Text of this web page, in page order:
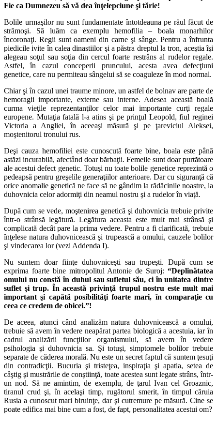
Fie ca Dumnezeu să vă dea înţelepciune şi tărie!
Bolile urmaşilor nu sunt fundamentate întotdeauna pe răul făcut de
strămoşi. Să luăm ca exemplu hemofilia – boala monarhilor
încoronaţi. Regii sunt oameni din carne şi sânge. Pentru a înfrunta
piedicile ivite în calea dinastiilor şi a păstra dreptul la tron, aceştia îşi
alegeau soţul sau soţia din cercul foarte restrâns al rudelor regale.
Astfel, în cazul conceperii pruncului, acesta avea defecţiuni
genetice, care nu permiteau sângelui să se coaguleze în mod normal.
Chiar şi în cazul unei traume minore, un astfel de bolnav are parte de
hemoragii importante, externe sau interne. Adesea această boală
curma vieţile reprezentanţilor celor mai importante curţi regale
europene. Mutaţia fatală l-a atins şi pe prinţul Leopold, fiul reginei
Victoria a Angliei, în aceeaşi măsură şi pe ţareviciul Aleksei,
moştenitorul tronului rus.
Deşi cauza hemofiliei este cunoscută foarte bine, boala este până
astăzi incurabilă, afectând doar bărbaţii. Femeile sunt doar purtătoare
ale acestui defect genetic. Totuşi nu toate bolile genetice reprezintă o
pedeapsă pentru greşelile generaţiilor anterioare. Dar cu siguranţă că
orice anomalie genetică ne face să ne gândim la rădăcinile noastre, la
duhovnicia celor adormiţi din neamul nostru şi a rudelor în viaţă.
După cum se vede, moştenirea genetică şi duhovnicia trebuie privite
într-o strânsă legătură. Legătura aceasta este mult mai strânsă şi
complicată decât pare la prima vedere. Pentru a fi clarificată, trebuie
înţelese natura duhovnicească şi trupească a omului, cauzele bolilor
şi vindecarea lor (vezi Addenda I).
Nu suntem doar fiinţe duhovniceşti sau trupeşti. După cum se
exprima foarte bine mitropolitul Antonie de Suroj: “Deplinătatea
omului nu constă în duhul sau sufletul său, ci în unitatea dintre
suflet şi trup. În această privinţă trupul nostru este mult mai
important şi capătă posibilităţi foarte mari, în comparaţie cu
ceea ce credem de obicei.”!
De aceea, atunci când analizăm natura duhovnicească a omului,
trebuie să avem în vedere neapărat partea biologică a acestuia, iar în
cadrul analizării funcţiilor organismului, să avem în vedere
psihologia şi duhovnicia sa. Şi totuşi, simptomele bolilor trebuie
separate de căderea morală. Nu este un secret faptul că suntem ţesuţi
din contradicţii. Bucuria şi tristeţea, inspiraţia şi apatia, setea de
câştig şi mustrările de conştiinţă, toate acestea sunt legate strâns, într-
un nod. Să ne amintim, de exemplu, de ţarul Ivan cel Groaznic,
tiranul crud şi, în acelaşi timp, rugătorul smerit, în timpul căruia
Rusia a cunoscut mari biruinţe, dar şi cutremure pe măsură. Cine se
poate edifica mai bine cum a fost, de fapt, personalitatea acestui om?